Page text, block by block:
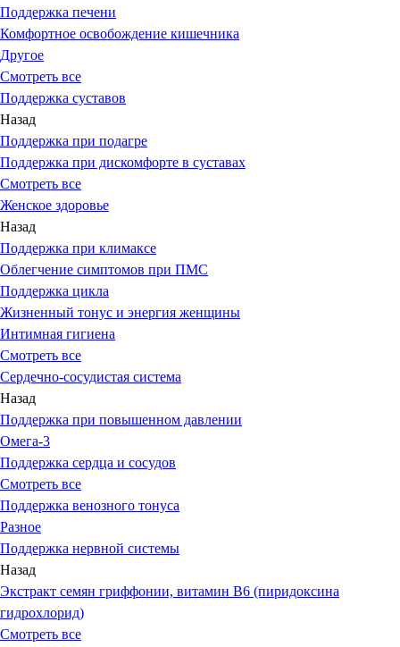
Поддержка печени
Комфортное освобождение кишечника
Другое
Смотреть все
Поддержка суставов
Назад
Поддержка при подагре
Поддержка при дискомфорте в суставах
Смотреть все
Женское здоровье
Назад
Поддержка при климаксе
Облегчение симптомов при ПМС
Поддержка цикла
Жизненный тонус и энергия женщины
Интимная гигиена
Смотреть все
Сердечно-сосудистая система
Назад
Поддержка при повышенном давлении
Омега-3
Поддержка сердца и сосудов
Смотреть все
Поддержка венозного тонуса
Разное
Поддержка нервной системы
Назад
Экстракт семян гриффонии, витамин В6 (пиридоксина
гидрохлорид)
Смотреть все